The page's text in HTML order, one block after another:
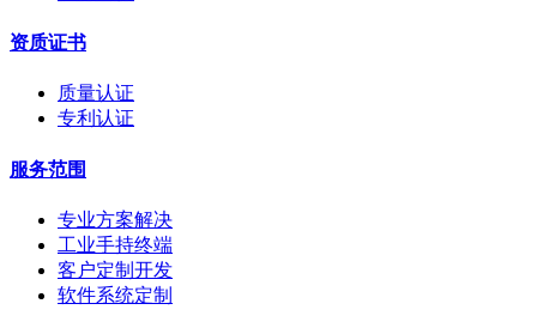
资质证书
质量认证
专利认证
服务范围
专业方案解决
工业手持终端
客户定制开发
软件系统定制